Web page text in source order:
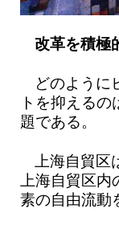
改革を積極
どのように
トを抑える
題である。
上海自貿
上海自貿区
素の自由流動